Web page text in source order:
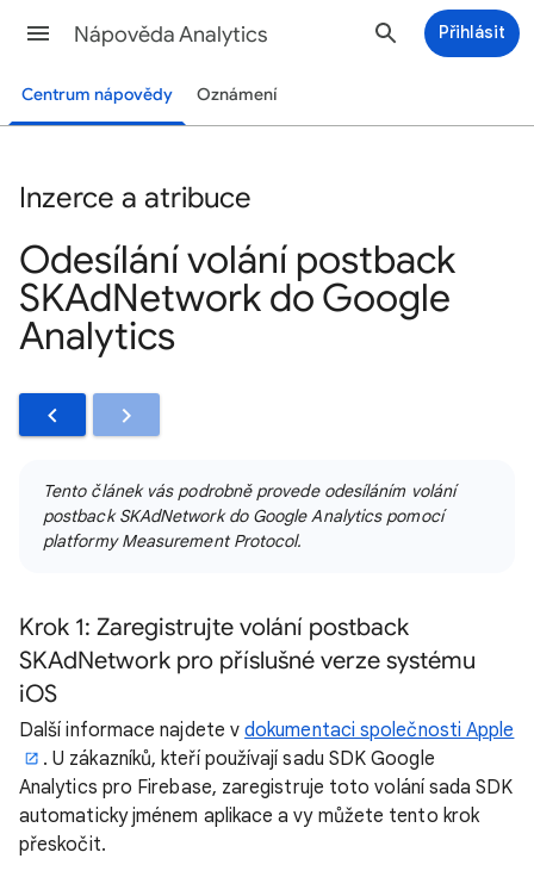
Nápověda Analytics Přihlásit
Centrum nápovědy Oznámení
Inzerce a atribuce
Odesílání volání postback
SKAdNetwork do Google
Analytics
Tento článek vás podrobně provede odesíláním volání
postback SKAdNetwork do Google Analytics pomocí
platformy Measurement Protocol.
Krok 1: Zaregistrujte volání postback
SKAdNetwork pro příslušné verze systému
iOS
Další informace najdete vdokumentaci společnosti Apple
. U zákazníků, kteří používají sadu SDK Google
Analytics pro Firebase, zaregistruje toto volání sada SDK
automaticky jménem aplikace a vy můžete tento krok
přeskočit.